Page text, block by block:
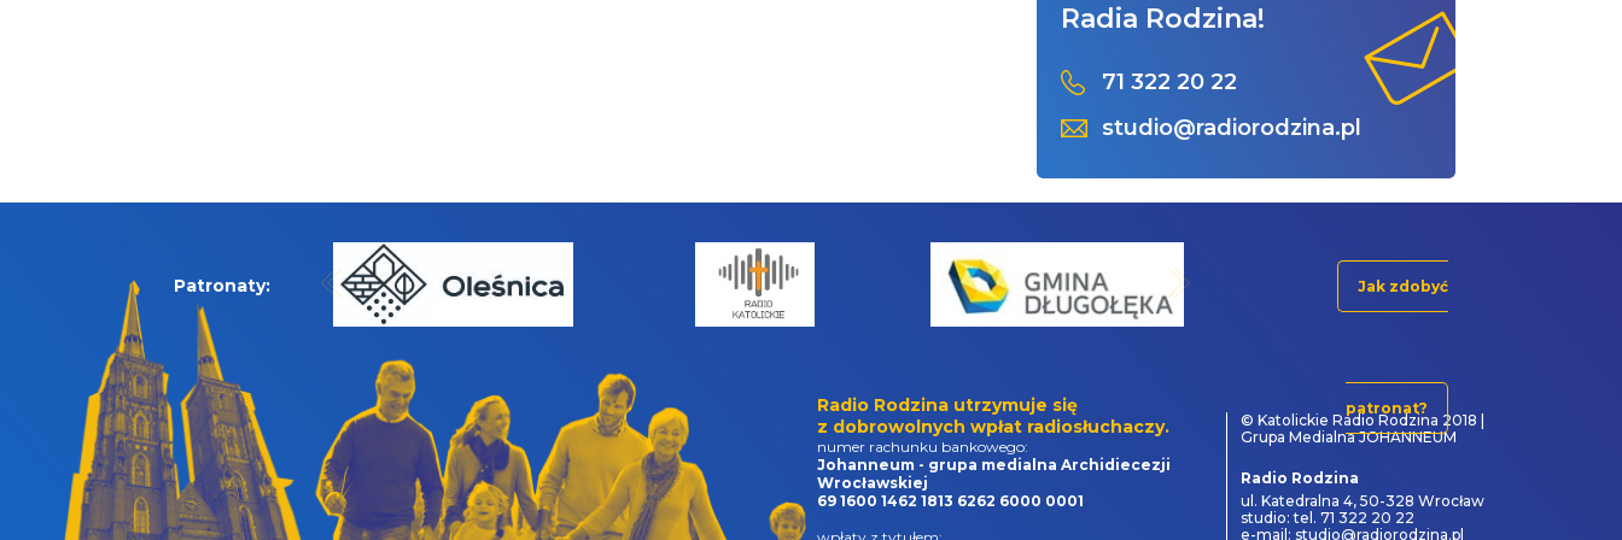
Radia Rodzina!
71 322 20 22
studio@radiorodzina.pl
Patronaty: Jak zdobyć
patronat?
Radio Rodzina utrzymuje się
z dobrowolnych wpłat radiosłuchaczy.
numer rachunku bankowego:
Johanneum - grupa medialna Archidiecezji
Wrocławskiej
69 1600 1462 1813 6262 6000 0001
© Katolickie Radio Rodzina 2018 |
Grupa Medialna JOHANNEUM
Radio Rodzina
ul. Katedralna 4, 50-328 Wrocław
studio: tel. 71 322 20 22
e-mail: studio@radiorodzina.pl